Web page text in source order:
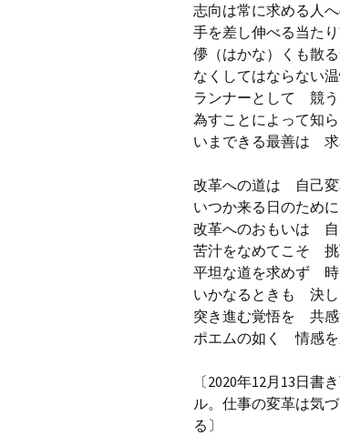
志向は常に求める人
手を差し伸べる当た
儚（はかな）くも散
なくしてはならない
ランナーとして 競
為すことによって知
いまできる最善は 求
改革への道は 自己変
いつか来る日のため
改革へのおもいは 自
苦汁をなめてこそ 挑
平坦な道を求めず 時
いかなるときも 決し
突き進む覚悟を 共感
ポエムの如く 情感を
〔2020年12月13日
ル。仕事の変革は気
る〕